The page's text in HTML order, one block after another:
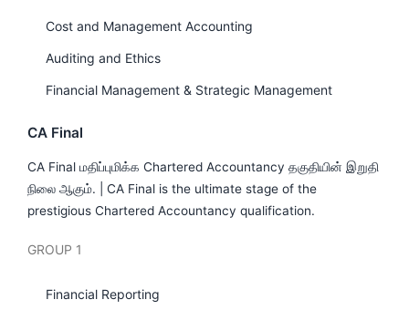
Cost and Management Accounting
Auditing and Ethics
Financial Management & Strategic Management
CA Final
CA Final மதிப்புமிக்க Chartered Accountancy தகுதியின் இறுதி
நிலை ஆகும். | CA Final is the ultimate stage of the
prestigious Chartered Accountancy qualification.
GROUP 1
Financial Reporting